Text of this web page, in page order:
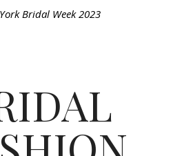
Bridal Week 2023